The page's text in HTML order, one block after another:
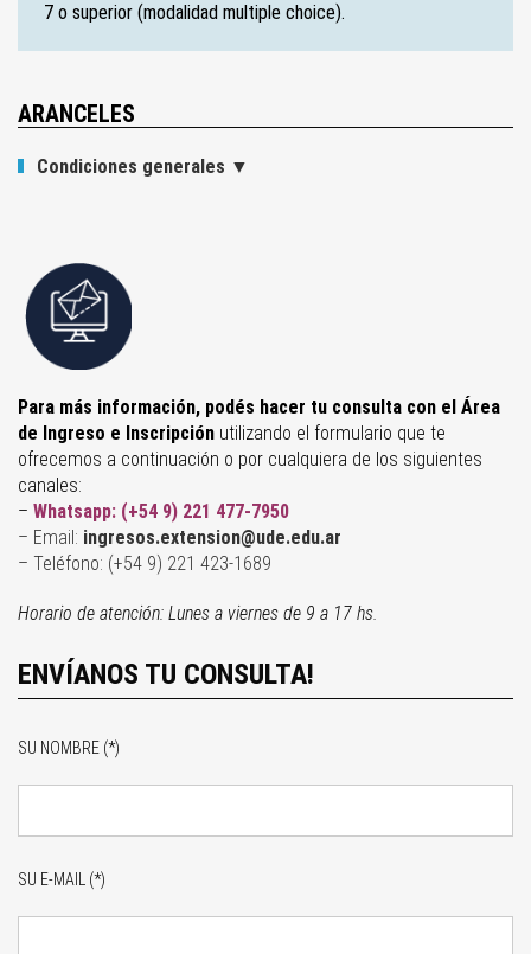
7 o superior (modalidad multiple choice).
ARANCELES
Condiciones generales ▼
Para más información, podés hacer tu consulta con el Área
de Ingreso e Inscripción utilizando el formulario que te
ofrecemos a continuación o por cualquiera de los siguientes
canales:
– Whatsapp: (+54 9) 221 477-7950
– Email: ingresos.extension@ude.edu.ar
– Teléfono: (+54 9) 221 423-1689
Horario de atención: Lunes a viernes de 9 a 17 hs.
ENVÍANOS TU CONSULTA!
SU NOMBRE (*)
SU E-MAIL (*)